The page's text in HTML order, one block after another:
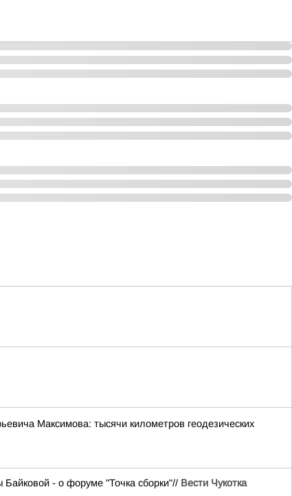
Максимова: тысячи километров геодезических
- о форуме "Точка сборки"// Вести Чукотка